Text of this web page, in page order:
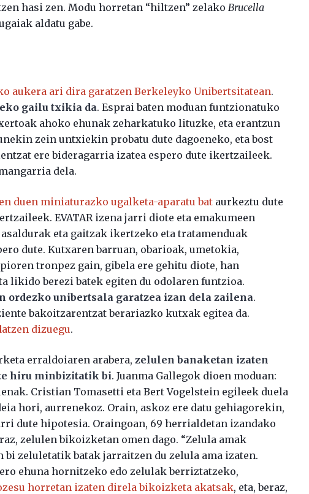
hasi zen. Modu horretan “hiltzen” zelako Brucella
aldatu gabe.
aukera ari dira garatzen Berkeleyko Unibertsitatean.
gailu txikia da. Esprai baten moduan funtzionatuko
ahoko ehunak zeharkatuko lituzke, eta erantzun
zein untxiekin probatu dute dagoeneko, eta bost
ere bideragarria izatea espero dute ikertzaileek.
dela.
duen miniaturazko ugalketa-aparatu bat aurkeztu dute
EVATAR izena jarri diote eta emakumeen
eta gaitzak ikertzeko eta tratamenduak
dute. Kutxaren barruan, obarioak, umetokia,
tronpez gain, gibela ere gehitu diote, han
likido berezi batek egiten du odolaren funtzioa.
ordezko unibertsala garatzea izan dela zailena.
bakoitzarentzat berariazko kutxak egitea da.
dizuegu.
erraldoiaren arabera,zelulen banaketan izaten
hiru minbizitatik bi. Juanma Gallegok dioen moduan:
Cristian Tomasetti eta Bert Vogelstein egileek duela
hori, aurrenekoz. Orain, askoz ere datu gehiagorekin,
dute hipotesia. Oraingoan, 69 herrialdetan izandako
zelulen bikoizketan omen dago. “Zelula amak
zeluletatik batak jarraitzen du zelula ama izaten.
ehuna hornitzeko edo zelulak berriztatzeko,
horretan izaten direla bikoizketa akatsak, eta, beraz,